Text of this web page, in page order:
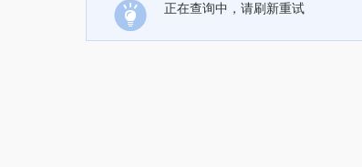
正在查询中，请刷新重试